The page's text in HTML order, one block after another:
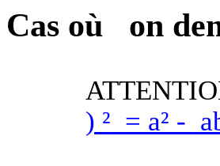
Cas où on
) ² = a² -